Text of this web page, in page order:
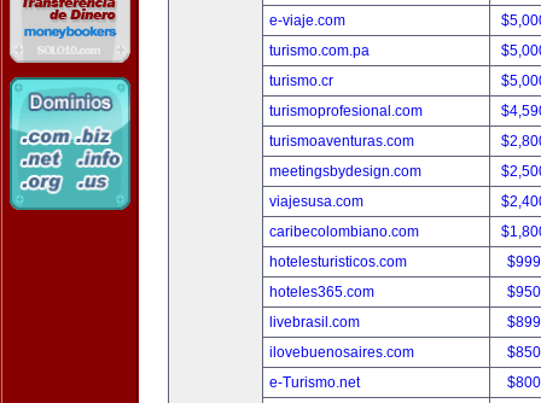
e-viaje.com
turismo.com.pa
turismo.cr
turismoprofesional.com
turismoaventuras.com
meetingsbydesign.com
viajesusa.com
caribecolombiano.com
hotelesturisticos.com
hoteles365.com
livebrasil.com
ilovebuenosaires.com
e-Turismo.net